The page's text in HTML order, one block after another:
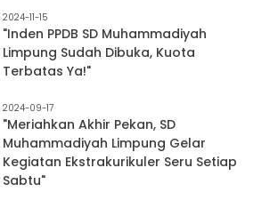
2024-11-15
"Inden PPDB SD Muhammadiyah
Limpung Sudah Dibuka, Kuota
Terbatas Ya!"
2024-09-17
"Meriahkan Akhir Pekan, SD
Muhammadiyah Limpung Gelar
Kegiatan Ekstrakurikuler Seru Setiap
Sabtu"